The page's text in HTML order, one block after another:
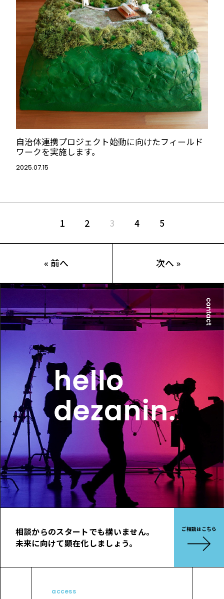
自治体連携プロジェクト始動に向けたフィールド
ワークを実施します。
2025.07.15
« 前へ
1 2 3 4 5
次へ »
相談からのスタートでも構いません。
未来に向けて顕在化しましょう。
ご相談はこちら
access